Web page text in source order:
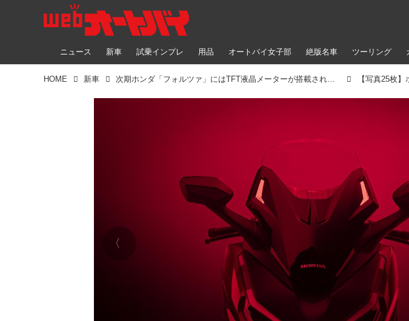
ニュース 新車 試乗インプレ 用品 オートバイ女子部 絶版名車 ツーリング
HOME 新車 次期ホンダ「フォルツァ」にはTFT液晶メーターが搭載される？ 2025年モデルの「フォルツァ350」が欧州で登場！